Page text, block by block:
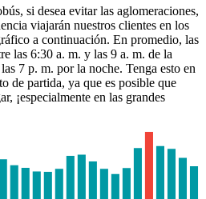
si desea evitar las aglomeraciones,
viajarán nuestros clientes en los
a continuación. En promedio, las
las 6:30 a. m. y las 9 a. m. de la
7 p. m. por la noche. Tenga esto en
de partida, ya que es posible que
¡especialmente en las grandes